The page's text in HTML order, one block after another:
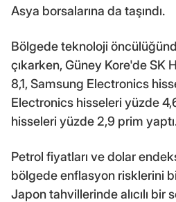
Asya borsalarına da taşındı.
Bölgede teknoloji
çıkarken, Güney Kore'de SK
8,1, Samsung Electronics
Electronics hisseleri yüzde
hisseleri yüzde 2,9 prim
Petrol fiyatları ve dolar
bölgede enflasyon risklerini
Japon tahvillerinde alıcılı bir